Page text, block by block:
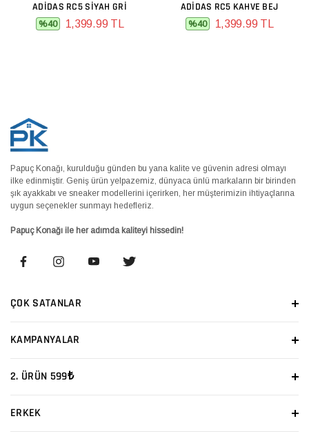
ADIDAS RC5 SIYAH GRI
%40 1,399.99 TL
ADIDAS RC5 KAHVE BEJ
%40 1,399.99 TL
Papuç Konağı, kurulduğu günden bu yana kalite ve güvenin adresi olmayı
ilke edinmiştir. Geniş ürün yelpazemiz, dünyaca ünlü markaların bir birinden
şık ayakkabı ve sneaker modellerini içerirken, her müşterimizin ihtiyaçlarına
uygun seçenekler sunmayı hedefleriz.
Papuç Konağı ile her adımda kaliteyi hissedin!
ÇOK SATANLAR
KAMPANYALAR
2. ÜRÜN 599₺
ERKEK